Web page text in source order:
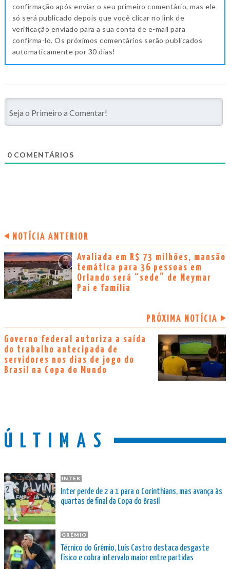
confirmação após enviar o seu primeiro comentário, mas ele
só será publicado depois que você clicar no link de
verificação enviado para a sua conta de e-mail para
confirma-lo. Os próximos comentários serão publicados
automaticamente por 30 dias!
0 COMENTÁRIOS
NOTÍCIA ANTERIOR
Avaliada em R$ 73 milhões, mansão
temática para 36 pessoas em
Orlando será “sede” de Neymar
Pai e família
PRÓXIMA NOTÍCIA
Governo federal autoriza a saída
do trabalho antecipada de
servidores nos dias de jogo do
Brasil na Copa do Mundo
ÚLTIMAS
INTER
Inter perde de 2 a 1 para o Corinthians, mas avança às
quartas de final da Copa do Brasil
GRÊMIO
Técnico do Grêmio, Luís Castro destaca desgaste
físico e cobra intervalo maior entre partidas